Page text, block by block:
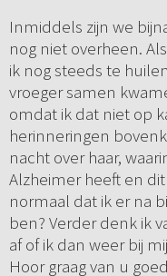
Inmiddels zijn we
nog niet overheen.
ik nog steeds te
vroeger samen
omdat ik dat niet op
herinneringen
nacht over haar,
Alzheimer heeft en
normaal dat ik er na
ben? Verder denk ik
af of ik dan weer bij
Hoor graag van u